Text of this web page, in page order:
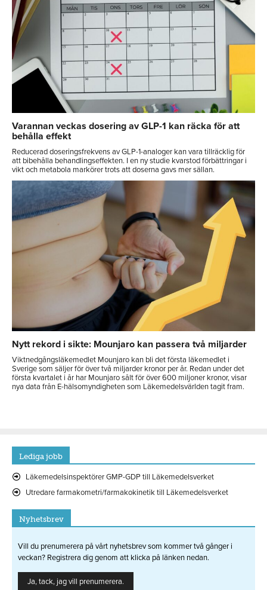
Varannan veckas dosering av GLP-1 kan räcka för att
behålla effekt
Reducerad doseringsfrekvens av GLP-1-analoger kan vara tillräcklig för
att bibehålla behandlingseffekten. I en ny studie kvarstod förbättringar i
vikt och metabola markörer trots att doserna gavs mer sällan.
Nytt rekord i sikte: Mounjaro kan passera två miljarder
Viktnedgångsläkemedlet Mounjaro kan bli det första läkemedlet i
Sverige som säljer för över två miljarder kronor per år. Redan under det
första kvartalet i år har Mounjaro sålt för över 600 miljoner kronor, visar
nya data från E-hälsomyndigheten som Läkemedelsvärlden tagit fram.
Lediga jobb
Läkemedelsinspektörer GMP-GDP till Läkemedelsverket
Utredare farmakometri/farmakokinetik till Läkemedelsverket
Nyhetsbrev
Vill du prenumerera på vårt nyhetsbrev som kommer två gånger i
veckan? Registrera dig genom att klicka på länken nedan.
Ja, tack, jag vill prenumerera.